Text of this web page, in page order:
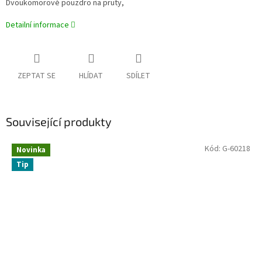
Dvoukomorové pouzdro na pruty,
Detailní informace
ZEPTAT SE HLÍDAT SDÍLET
Související produkty
Novinka
Tip
Kód: G-60218